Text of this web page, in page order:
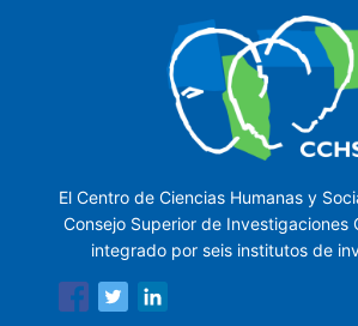
El Centro de Ciencias Humanas y
Consejo Superior de Investigaciones
integrado por seis institutos de